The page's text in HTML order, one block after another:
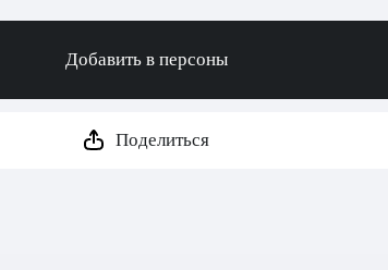
Добавить в персоны
Поделиться